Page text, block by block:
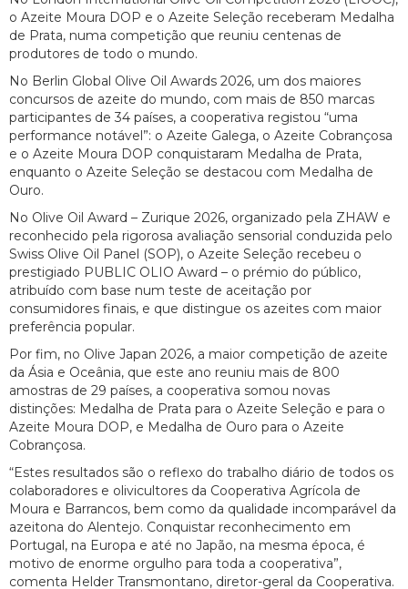
o Azeite Moura DOP e o Azeite Seleção receberam Medalha
de Prata, numa competição que reuniu centenas de
produtores de todo o mundo.
No Berlin Global Olive Oil Awards 2026, um dos maiores
concursos de azeite do mundo, com mais de 850 marcas
participantes de 34 países, a cooperativa registou “uma
performance notável”: o Azeite Galega, o Azeite Cobrançosa
e o Azeite Moura DOP conquistaram Medalha de Prata,
enquanto o Azeite Seleção se destacou com Medalha de
Ouro.
No Olive Oil Award – Zurique 2026, organizado pela ZHAW e
reconhecido pela rigorosa avaliação sensorial conduzida pelo
Swiss Olive Oil Panel (SOP), o Azeite Seleção recebeu o
prestigiado PUBLIC OLIO Award – o prémio do público,
atribuído com base num teste de aceitação por
consumidores finais, e que distingue os azeites com maior
preferência popular.
Por fim, no Olive Japan 2026, a maior competição de azeite
da Ásia e Oceânia, que este ano reuniu mais de 800
amostras de 29 países, a cooperativa somou novas
distinções: Medalha de Prata para o Azeite Seleção e para o
Azeite Moura DOP, e Medalha de Ouro para o Azeite
Cobrançosa.
“Estes resultados são o reflexo do trabalho diário de todos os
colaboradores e olivicultores da Cooperativa Agrícola de
Moura e Barrancos, bem como da qualidade incomparável da
azeitona do Alentejo. Conquistar reconhecimento em
Portugal, na Europa e até no Japão, na mesma época, é
motivo de enorme orgulho para toda a cooperativa”,
comenta Helder Transmontano, diretor-geral da Cooperativa.